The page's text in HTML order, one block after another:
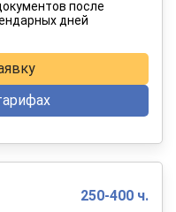
после
дней
250-400 ч.